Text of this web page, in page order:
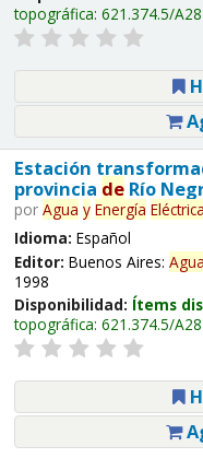
topográfica: 621.374.5/
Estación
provincia deRío
por Agua y Energía
Idioma: Español
Editor: Buenos Aires: Agua
1998
Disponibilidad: Ítems
topográfica: 621.374.5/